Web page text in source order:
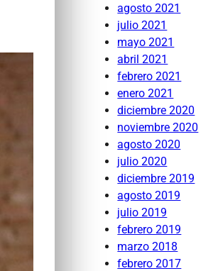
agosto 2021
julio 2021
mayo 2021
abril 2021
febrero 2021
enero 2021
diciembre 2020
noviembre 2020
agosto 2020
julio 2020
diciembre 2019
agosto 2019
julio 2019
febrero 2019
marzo 2018
febrero 2017